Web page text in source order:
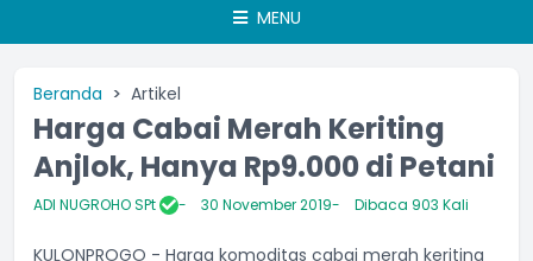
MENU
Beranda Artikel
Harga Cabai Merah Keriting
Anjlok, Hanya Rp9.000 di Petani
ADI NUGROHO SPt 30 November 2019 Dibaca 903 Kali
KULONPROGO - Harga komoditas cabai merah keriting